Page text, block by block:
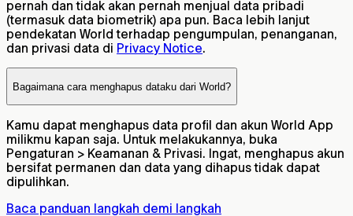
pernah dan tidak akan pernah menjual data pribadi
(termasuk data biometrik) apa pun. Baca lebih lanjut
pendekatan World terhadap pengumpulan, penanganan,
dan privasi data di Privacy Notice.
Bagaimana cara menghapus dataku dari World?
Kamu dapat menghapus data profil dan akun World App
milikmu kapan saja. Untuk melakukannya, buka
Pengaturan > Keamanan & Privasi. Ingat, menghapus akun
bersifat permanen dan data yang dihapus tidak dapat
dipulihkan.
Baca panduan langkah demi langkah